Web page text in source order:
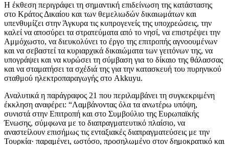
Η έκθεση περιγράφει τη σημαντική επιδείνωση της κατάστασης
στο Κράτος Δικαίου και των θεμελιωδών δικαιωμάτων και
υπενθυμίζει στην Άγκυρα τις κυπρογενείς της υποχρεώσεις, την
καλεί να αποσύρει τα στρατεύματα από το νησί, να επιστρέψει την
Αμμόχωστο, να διευκολύνει το έργο της επιτροπής αγνοουμένων
και να σεβαστεί τα κυριαρχικά δικαιώματα των γειτόνων της, να
υπογράψει και να κυρώσει τη σύμβαση για το δίκαιο της θάλασσας
και να σταματήσει τα σχέδιά της για την κατασκευή του πυρηνικού
σταθμού ηλεκτροπαραγωγής στο Akkuyu.
Αναλυτικά η παράγραφος 21 που περιλαμβάνει τη συγκεκριμένη
έκκληση αναφέρει: “Λαμβάνοντας όλα τα ανωτέρω υπόψη,
συνιστά στην Επιτροπή και στο Συμβούλιο της Ευρωπαϊκής
Ένωσης, σύμφωνα με το διαπραγματευτικό πλαίσιο, να
αναστείλουν επισήμως τις ενταξιακές διαπραγματεύσεις με την
Τουρκία· παραμένει, ωστόσο, προσηλωμένο στον δημοκρατικό και